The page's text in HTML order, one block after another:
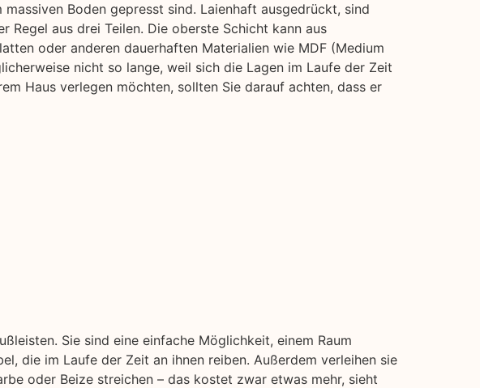
Boden gepresst sind. Laienhaft ausgedrückt, sind
Regel aus drei Teilen. Die oberste Schicht kann aus
oder anderen dauerhaften Materialien wie MDF (Medium
nicht so lange, weil sich die Lagen im Laufe der Zeit
Haus verlegen möchten, sollten Sie darauf achten, dass er
Sie sind eine einfache Möglichkeit, einem Raum
die im Laufe der Zeit an ihnen reiben. Außerdem verleihen sie
oder Beize streichen – das kostet zwar etwas mehr, sieht